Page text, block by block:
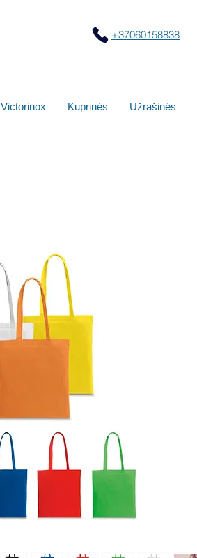
+37060158838
Victorinox Kuprinės Užrašinės